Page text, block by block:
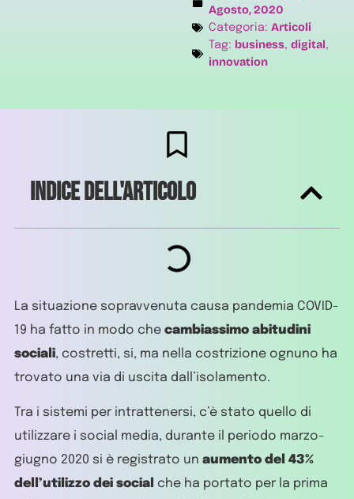
Agosto, 2020
Categoria: Articoli
Tag: business, digital,
innovation
Indice dell'articolo
La situazione sopravvenuta causa pandemia COVID-
19 ha fatto in modo che cambiassimo abitudini
sociali, costretti, si, ma nella costrizione ognuno ha
trovato una via di uscita dall’isolamento.
Tra i sistemi per intrattenersi, c’è stato quello di
utilizzare i social media, durante il periodo marzo-
giugno 2020 si è registrato un aumento del 43%
dell’utilizzo dei social che ha portato per la prima